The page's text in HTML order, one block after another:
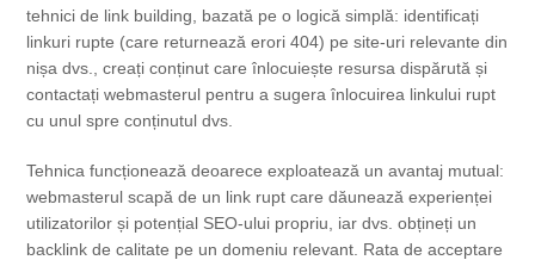
tehnici de link building, bazată pe o logică simplă: identificați
linkuri rupte (care returnează erori 404) pe site-uri relevante din
nișa dvs., creați conținut care înlocuiește resursa dispărută și
contactați webmasterul pentru a sugera înlocuirea linkului rupt
cu unul spre conținutul dvs.
Tehnica funcționează deoarece exploatează un avantaj mutual:
webmasterul scapă de un link rupt care dăunează experienței
utilizatorilor și potențial SEO-ului propriu, iar dvs. obțineți un
backlink de calitate pe un domeniu relevant. Rata de acceptare